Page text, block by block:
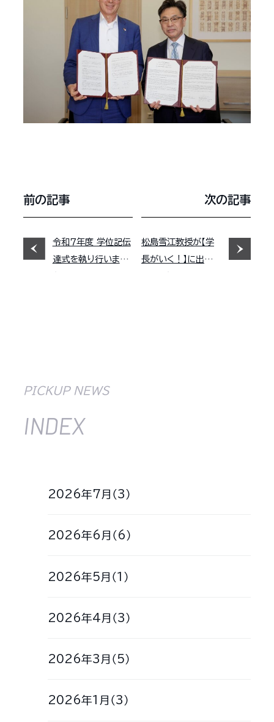
前の記事
令和７年度 学位記伝
達式を執り行いまし
次の記事
松島雪江教授が【学
長がいく！】に出演さ
PICKUP NEWS
INDEX
2026年7月（3）
2026年6月（6）
2026年5月（1）
2026年4月（3）
2026年3月（5）
2026年1月（3）